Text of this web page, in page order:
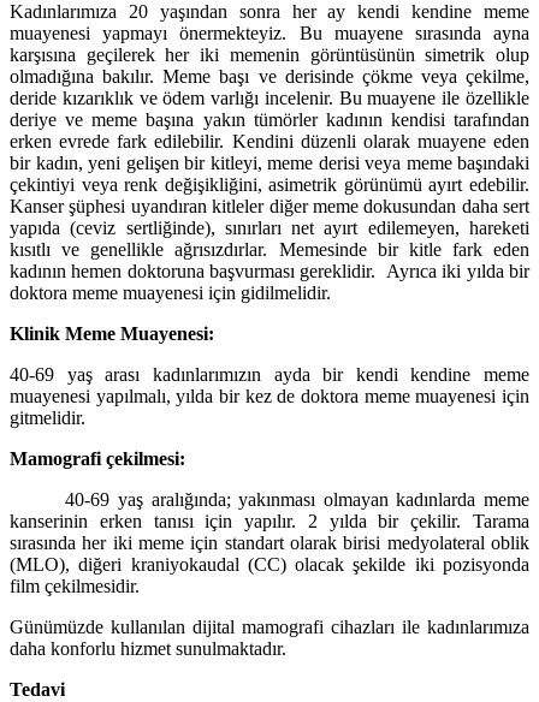
Kadınlarımıza 20 yaşından sonra her ay kendi kendine meme
muayenesi yapmayı önermekteyiz. Bu muayene sırasında ayna
karşısına geçilerek her iki memenin görüntüsünün simetrik olup
olmadığına bakılır. Meme başı ve derisinde çökme veya çekilme,
deride kızarıklık ve ödem varlığı incelenir. Bu muayene ile özellikle
deriye ve meme başına yakın tümörler kadının kendisi tarafından
erken evrede fark edilebilir. Kendini düzenli olarak muayene eden
bir kadın, yeni gelişen bir kitleyi, meme derisi veya meme başındaki
çekintiyi veya renk değişikliğini, asimetrik görünümü ayırt edebilir.
Kanser şüphesi uyandıran kitleler diğer meme dokusundan daha sert
yapıda (ceviz sertliğinde), sınırları net ayırt edilemeyen, hareketi
kısıtlı ve genellikle ağrısızdırlar. Memesinde bir kitle fark eden
kadının hemen doktoruna başvurması gereklidir. Ayrıca iki yılda bir
doktora meme muayenesi için gidilmelidir.
Klinik Meme Muayenesi:
40-69 yaş arası kadınlarımızın ayda bir kendi kendine meme
muayenesi yapılmalı, yılda bir kez de doktora meme muayenesi için
gitmelidir.
Mamografi çekilmesi:
40-69 yaş aralığında; yakınması olmayan kadınlarda meme
kanserinin erken tanısı için yapılır. 2 yılda bir çekilir. Tarama
sırasında her iki meme için standart olarak birisi medyolateral oblik
(MLO), diğeri kraniyokaudal (CC)olacak şekilde iki pozisyonda
film çekilmesidir.
Günümüzde kullanılan dijital mamografi cihazları ile kadınlarımıza
daha konforlu hizmet sunulmaktadır.
Tedavi